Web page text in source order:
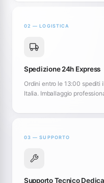
02 — LOGISTICA
Spedizione 24h Express
Ordini entro le 13:00 spediti
Italia. Imballaggio
03 — SUPPORTO
Supporto Tecnico